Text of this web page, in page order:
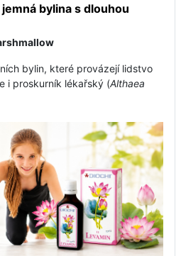
bylina s dlouhou
bylin, které provázejí lidstvo
i proskurník lékařský (Althaea